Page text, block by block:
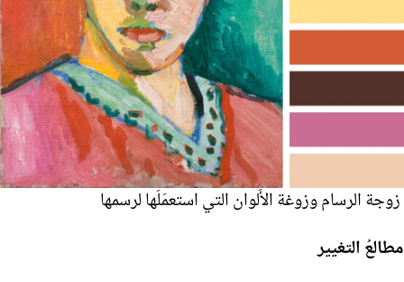
زوجة الرسام وزوغة الأَلوان التي استعمَلَها لرسمها
مطالعُ التغيير